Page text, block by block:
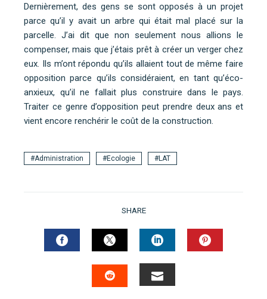
Dernièrement, des gens se sont opposés à un projet
parce qu’il y avait un arbre qui était mal placé sur la
parcelle. J’ai dit que non seulement nous allions le
compenser, mais que j’étais prêt à créer un verger chez
eux. Ils m’ont répondu qu’ils allaient tout de même faire
opposition parce qu’ils considéraient, en tant qu’éco-
anxieux, qu’il ne fallait plus construire dans le pays.
Traiter ce genre d’opposition peut prendre deux ans et
vient encore renchérir le coût de la construction.
Administration Ecologie LAT
SHARE
FACEBOOKTWITTERLINKEDIN